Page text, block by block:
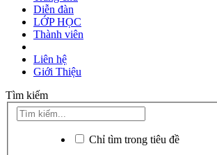
Diễn đàn
LỚP HỌC
Thành viên
Liên hệ
Giới Thiệu
Tìm kiếm
Chỉ tìm trong tiêu đề